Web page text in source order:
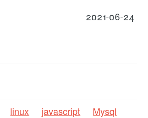
2021-06-24
linux javascript
Mysql